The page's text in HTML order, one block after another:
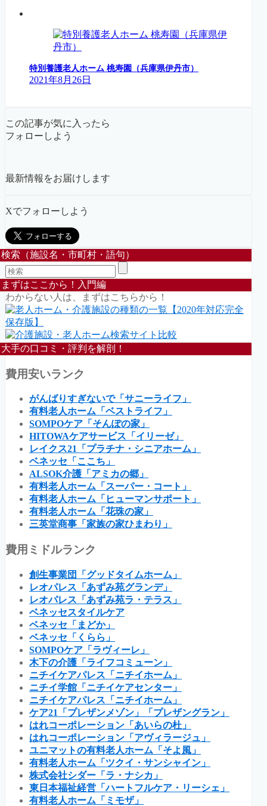
特別養護老人ホーム 桃寿園（兵庫県伊丹市）
2021年8月26日
この記事が気に入ったら
フォローしよう
最新情報をお届けします
Xでフォローしよう
検索（施設名・市町村・語句）
まずはここから！入門編
わからない人は、まずはこちらから！
大手の口コミ・評判を解剖！
費用安いランク
がんばりすぎないで「サニーライフ」
有料老人ホーム「ベストライフ」
SOMPOケア「そんぽの家」
HITOWAケアサービス「イリーゼ」
レイクス21「プラチナ・シニアホーム」
ベネッセ「ここち」
ALSOK介護「アミカの郷」
有料老人ホーム「スーパー・コート」
有料老人ホーム「ヒューマンサポート」
有料老人ホーム「花珠の家」
三英堂商事「家族の家ひまわり」
費用ミドルランク
創生事業団「グッドタイムホーム」
レオパレス「あずみ苑グランデ」
レオパレス「あずみ苑ラ・テラス」
ベネッセスタイルケア
ベネッセ「まどか」
ベネッセ「くらら」
SOMPOケア「ラヴィーレ」
木下の介護「ライフコミューン」
ニチイケアパレス「ニチイホーム」
ニチイ学館「ニチイケアセンター」
ニチイケアパレス「ニチイホーム」
ケア21「プレザンメゾン」「プレザングラン」
はれコーポレーション「あいらの杜」
はれコーポレーション「アヴィラージュ」
ユニマットの有料老人ホーム「そよ風」
有料老人ホーム「ツクイ・サンシャイン」
株式会社シダー「ラ・ナシカ」
東日本福祉経営「ハートフルケア・リーシェ」
有料老人ホーム「ミモザ」